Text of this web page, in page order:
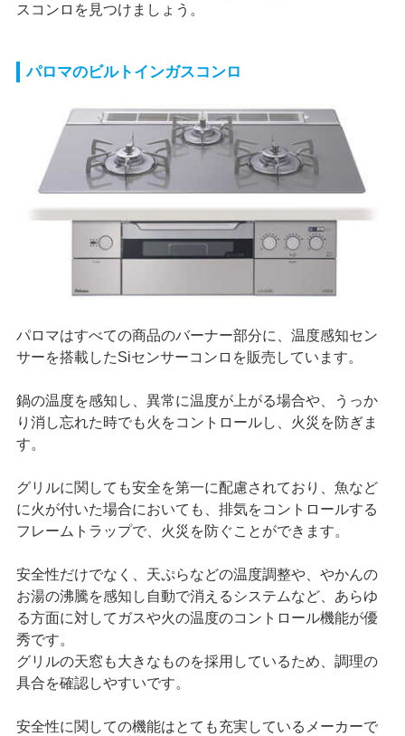
スコンロを見つけましょう。
パロマのビルトインガスコンロ
パロマはすべての商品のバーナー部分に、温度感知セン
サーを搭載したSiセンサーコンロを販売しています。
鍋の温度を感知し、異常に温度が上がる場合や、うっか
り消し忘れた時でも火をコントロールし、火災を防ぎま
す。
グリルに関しても安全を第一に配慮されており、魚など
に火が付いた場合においても、排気をコントロールする
フレームトラップで、火災を防ぐことができます。
安全性だけでなく、天ぷらなどの温度調整や、やかんの
お湯の沸騰を感知し自動で消えるシステムなど、あらゆ
る方面に対してガスや火の温度のコントロール機能が優
秀です。
グリルの天窓も大きなものを採用しているため、調理の
具合を確認しやすいです。
安全性に関しての機能はとても充実しているメーカーで